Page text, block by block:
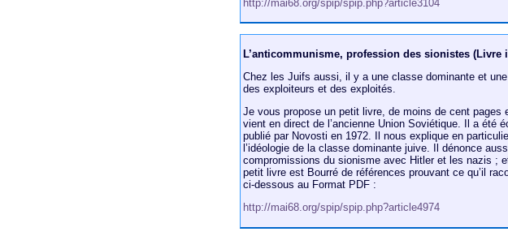
http://mai68.org/spip/spip.php?article3104
L’anticommunisme, profession des sionistes (Livre
Chez les Juifs aussi, il y a une classe dominante et
des exploiteurs et des exploités.
Je vous propose un petit livre, de moins de cent pages
vient en direct de l’ancienne Union Soviétique. Il a été
publié par Novosti en 1972. Il nous explique en
l’idéologie de la classe dominante juive. Il dénonce
compromissions du sionisme avec Hitler et les nazis ;
petit livre est Bourré de références prouvant ce qu’il
ci-dessous au Format PDF :
http://mai68.org/spip/spip.php?article4974